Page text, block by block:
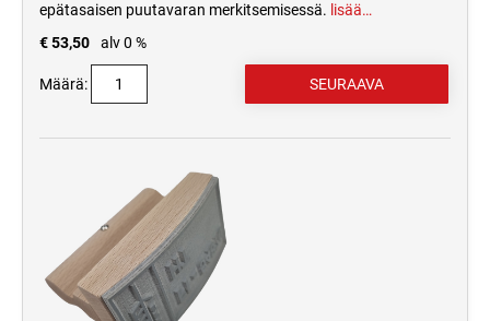
epätasaisen puutavaran merkitsemisessä. lisää…
€ 53,50
alv 0 %
Määrä: